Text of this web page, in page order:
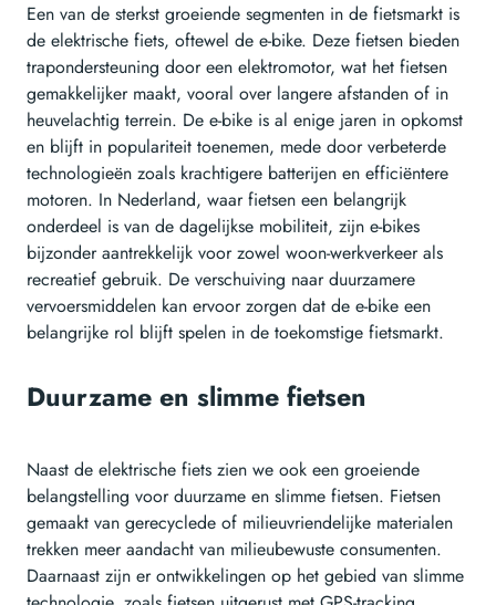
Een van de sterkst groeiende segmenten in de fietsmarkt is
de elektrische fiets, oftewel de e-bike. Deze fietsen bieden
trapondersteuning door een elektromotor, wat het fietsen
gemakkelijker maakt, vooral over langere afstanden of in
heuvelachtig terrein. De e-bike is al enige jaren in opkomst
en blijft in populariteit toenemen, mede door verbeterde
technologieën zoals krachtigere batterijen en efficiëntere
motoren. In Nederland, waar fietsen een belangrijk
onderdeel is van de dagelijkse mobiliteit, zijn e-bikes
bijzonder aantrekkelijk voor zowel woon-werkverkeer als
recreatief gebruik. De verschuiving naar duurzamere
vervoersmiddelen kan ervoor zorgen dat de e-bike een
belangrijke rol blijft spelen in de toekomstige fietsmarkt.
Duurzame en slimme fietsen
Naast de elektrische fiets zien we ook een groeiende
belangstelling voor duurzame en slimme fietsen. Fietsen
gemaakt van gerecyclede of milieuvriendelijke materialen
trekken meer aandacht van milieubewuste consumenten.
Daarnaast zijn er ontwikkelingen op het gebied van slimme